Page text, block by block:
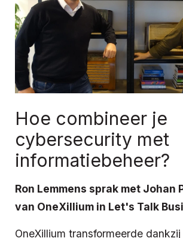
Hoe combineer je
cybersecurity met
informatiebeheer?
Ron Lemmens sprak met Johan
van OneXillium in Let's Talk
OneXillium transformeerde dankzij